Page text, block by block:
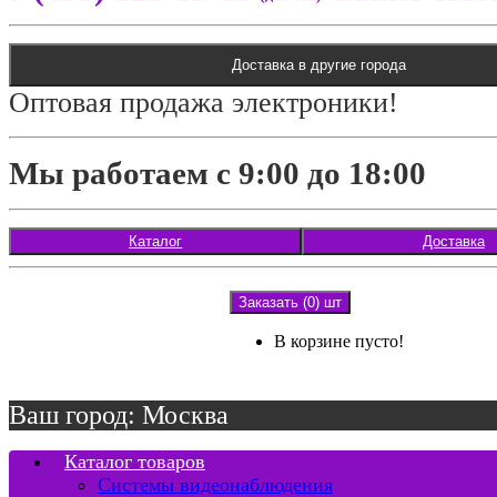
Доставка в другие города
Оптовая продажа электроники!
Мы работаем с 9:00 до 18:00
Каталог Доставка
Заказать (0) шт
В корзине пусто!
Ваш город: Москва
Каталог товаров
Системы видеонаблюдения